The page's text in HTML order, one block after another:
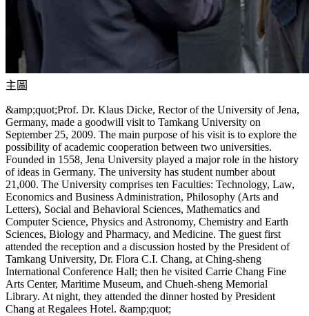
主圖
&amp;quot;Prof. Dr. Klaus Dicke, Rector of the University of Jena,
Germany, made a goodwill visit to Tamkang University on
September 25, 2009. The main purpose of his visit is to explore the
possibility of academic cooperation between two universities.
Founded in 1558, Jena University played a major role in the history
of ideas in Germany. The university has student number about
21,000. The University comprises ten Faculties: Technology, Law,
Economics and Business Administration, Philosophy (Arts and
Letters), Social and Behavioral Sciences, Mathematics and
Computer Science, Physics and Astronomy, Chemistry and Earth
Sciences, Biology and Pharmacy, and Medicine. The guest first
attended the reception and a discussion hosted by the President of
Tamkang University, Dr. Flora C.I. Chang, at Ching-sheng
International Conference Hall; then he visited Carrie Chang Fine
Arts Center, Maritime Museum, and Chueh-sheng Memorial
Library. At night, they attended the dinner hosted by President
Chang at Regalees Hotel. &amp;quot;